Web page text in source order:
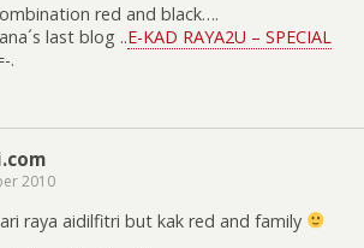
red and black….
last blog ..E-KAD RAYA2U – SPECIAL
.
2010
raya aidilfitri but kak red and family